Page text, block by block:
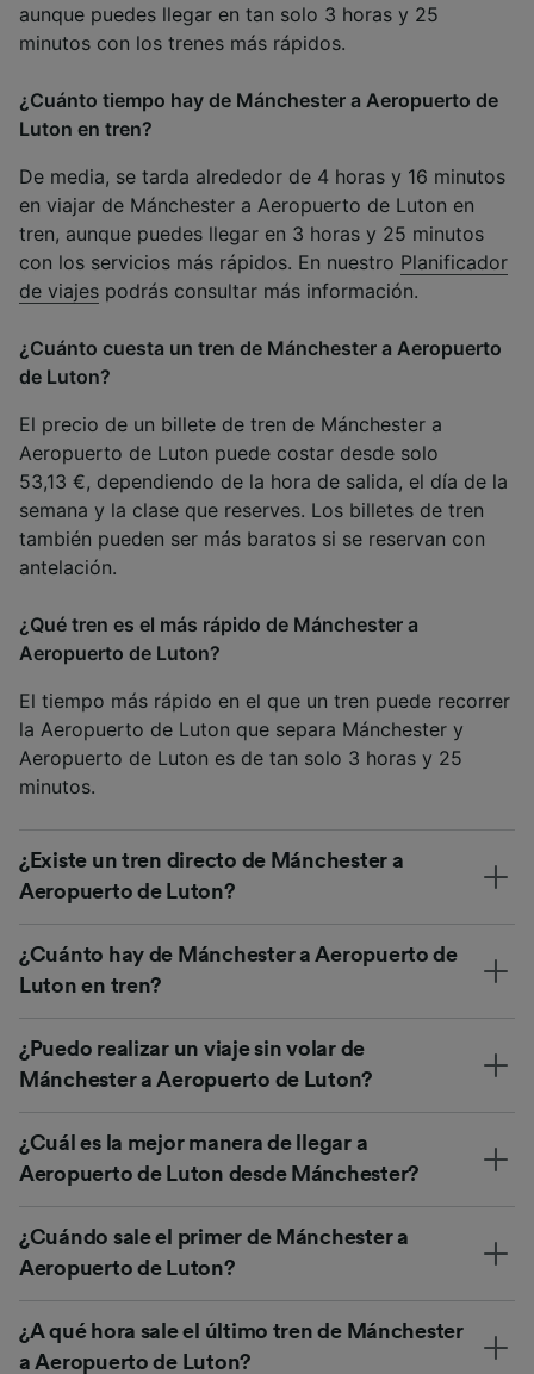
aunque puedes llegar en tan solo 3 horas y 25
minutos con los trenes más rápidos.
¿Cuánto tiempo hay de Mánchester a Aeropuerto de
Luton en tren?
De media, se tarda alrededor de 4 horas y 16 minutos
en viajar de Mánchester a Aeropuerto de Luton en
tren, aunque puedes llegar en 3 horas y 25 minutos
con los servicios más rápidos. En nuestro Planificador
de viajes podrás consultar más información.
¿Cuánto cuesta un tren de Mánchester a Aeropuerto
de Luton?
El precio de un billete de tren de Mánchester a
Aeropuerto de Luton puede costar desde solo
53,13 €, dependiendo de la hora de salida, el día de la
semana y la clase que reserves. Los billetes de tren
también pueden ser más baratos si se reservan con
antelación.
¿Qué tren es el más rápido de Mánchester a
Aeropuerto de Luton?
El tiempo más rápido en el que un tren puede recorrer
la Aeropuerto de Luton que separa Mánchester y
Aeropuerto de Luton es de tan solo 3 horas y 25
minutos.
¿Existe un tren directo de Mánchester a
Aeropuerto de Luton?
¿Cuánto hay de Mánchester a Aeropuerto de
Luton en tren?
¿Puedo realizar un viaje sin volar de
Mánchester a Aeropuerto de Luton?
¿Cuál es la mejor manera de llegar a
Aeropuerto de Luton desde Mánchester?
¿Cuándo sale el primer de Mánchester a
Aeropuerto de Luton?
¿A qué hora sale el último tren de Mánchester
a Aeropuerto de Luton?